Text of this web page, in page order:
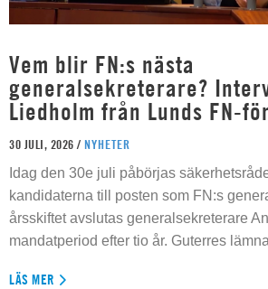
Vem blir FN:s nästa
generalsekreterare?
Liedholm från Lunds FN-
30 JULI, 2026 / NYHETER
Idag den 30e juli påbörjas
kandidaterna till posten som FN:s
årsskiftet avslutas generalsekreterare
mandatperiod efter tio år. Guterres
LÄS MER